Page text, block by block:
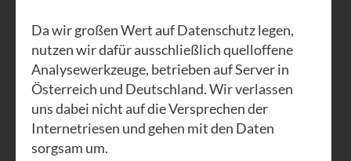
AUSGABE N°61
Zweifel
Da wir großen Wert auf Datenschutz legen,
nutzen wir dafür ausschließlich quelloffene
Analysewerkzeuge, betrieben auf Server in
Österreich und Deutschland. Wir verlassen
uns dabei nicht auf die Versprechen der
Internetriesen und gehen mit den Daten
sorgsam um.